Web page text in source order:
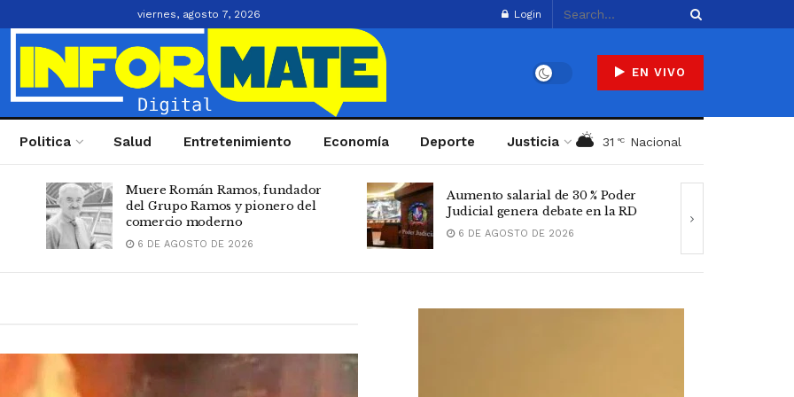
viernes, agosto 7, 2026 Login
Informate Digital
EN VIVO
Politica Salud Entretenimiento Economía Deporte Justicia 31 °C Nacional
Aumento salarial de 30 % Poder
Judicial genera debate en la RD
Padres denuncian alza precios de
útiles escolares en la RD
6 DE AGOSTO DE 2026